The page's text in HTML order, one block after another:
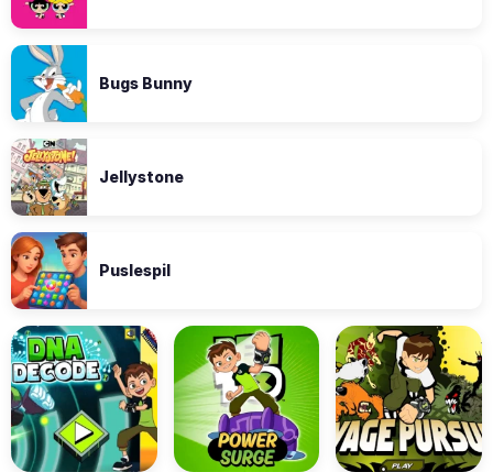
Bugs Bunny
Jellystone
Puslespil